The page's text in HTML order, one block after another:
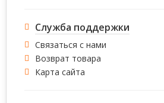
Служба поддержки
Связаться с нами
Возврат товара
Карта сайта